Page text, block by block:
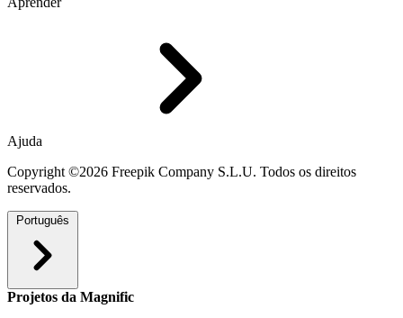
Ajuda
Copyright ©2026 Freepik Company S.L.U. Todos os direitos
reservados.
Português
Projetos da Magnific